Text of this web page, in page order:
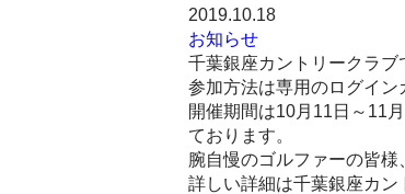
2019.10.18
お知らせ
千葉銀座カントリークラブ
参加方法は専用のログイン
開催期間は10月11日～11
ております。
腕自慢のゴルファーの皆
詳しい詳細は千葉銀座カン